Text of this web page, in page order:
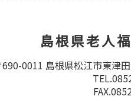
島根県老人
690-0011 島根県松江市東津